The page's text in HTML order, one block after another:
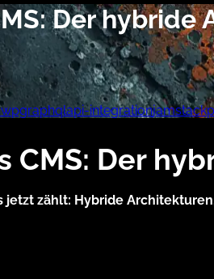
Der
wpgraphqlapi-integrationjamstack
CMS: Der
jetzt zählt: Hybride